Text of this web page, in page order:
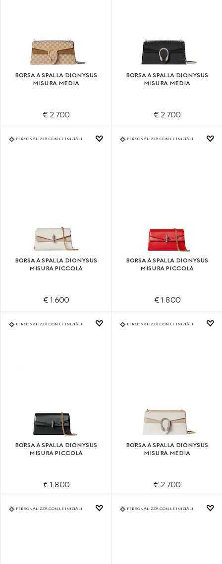
BORSA A SPALLA DIONYSUS
MISURA MEDIA
€ 2.700
BORSA A SPALLA DIONYSUS
MISURA MEDIA
€ 2.700
PERSONALIZZA CON LE INIZIALI
BORSA A SPALLA DIONYSUS
MISURA PICCOLA
€ 1.600
PERSONALIZZA CON LE INIZIALI
BORSA A SPALLA DIONYSUS
MISURA PICCOLA
€ 1.800
PERSONALIZZA CON LE INIZIALI
BORSA A SPALLA DIONYSUS
MISURA PICCOLA
€ 1.800
PERSONALIZZA CON LE INIZIALI
BORSA A SPALLA DIONYSUS
MISURA MEDIA
€ 2.700
PERSONALIZZA CON LE INIZIALI PERSONALIZZA CON LE INIZIALI